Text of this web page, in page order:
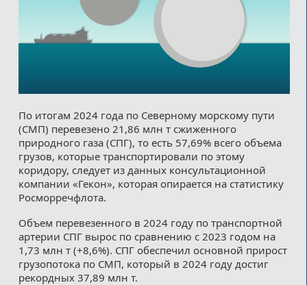
По итогам 2024 года по Северному морскому пути
(СМП) перевезено 21,86 млн т сжиженного
природного газа (СПГ), то есть 57,69% всего объема
грузов, которые транспортировали по этому
коридору, следует из данных консультационной
компании «Гекон», которая опирается на статистику
Росморречфлота.
Объем перевезенного в 2024 году по транспортной
артерии СПГ вырос по сравнению с 2023 годом на
1,73 млн т (+8,6%). СПГ обеспечил основной прирост
грузопотока по СМП, который в 2024 году достиг
рекордных 37,89 млн т.